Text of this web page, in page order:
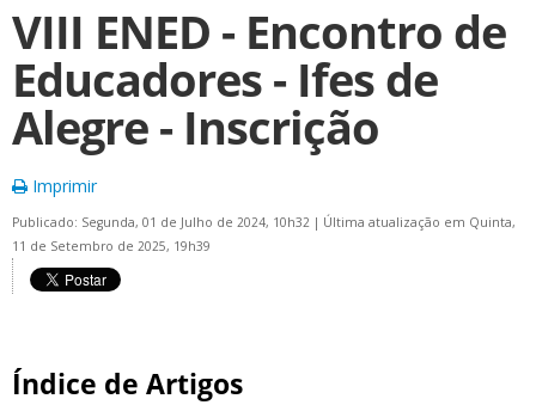
VIII ENED - Encontro de
Educadores - Ifes de
Alegre - Inscrição
Imprimir
Publicado: Segunda, 01 de Julho de 2024, 10h32 | Última atualização em Quinta,
11 de Setembro de 2025, 19h39
Índice de Artigos